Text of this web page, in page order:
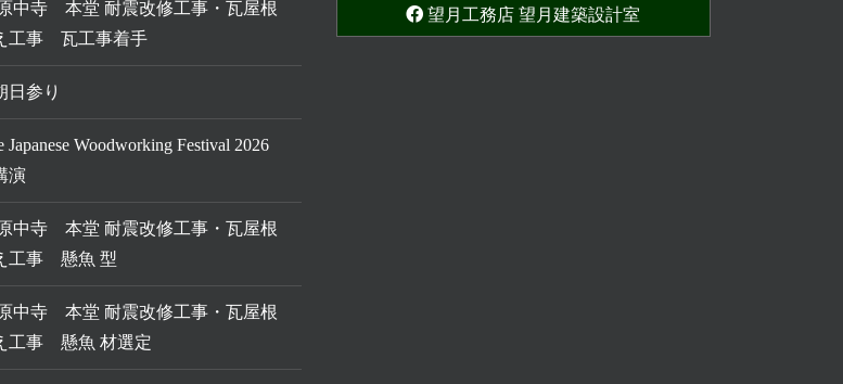
中寺 本堂 耐震改修工事・瓦屋根
工事 瓦工事着手
日参り
Japanese Woodworking Festival 2026
演
中寺 本堂 耐震改修工事・瓦屋根
工事 懸魚 型
中寺 本堂 耐震改修工事・瓦屋根
工事 懸魚 材選定
望月工務店 望月建築設計室